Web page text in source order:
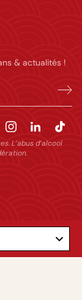
& actualités !
L’abus d’alcool